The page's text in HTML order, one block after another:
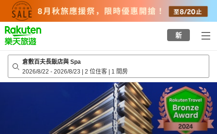
top
page
新
倉敷百夫長飯店與 Spa
2026/8/22 - 2026/8/23 | 2 位住客 | 1 間房